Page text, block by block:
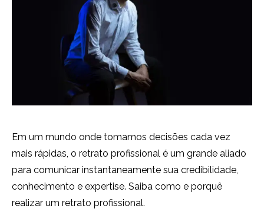
Em um mundo onde tomamos decisões cada vez
mais rápidas, o retrato profissional é um grande aliado
para comunicar instantaneamente sua credibilidade,
conhecimento e expertise. Saiba como e porquê
realizar um retrato profissional.